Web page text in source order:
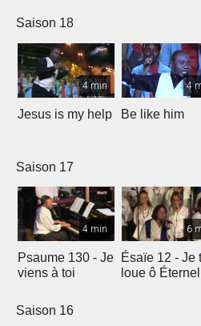
Saison 18
4 min
Jesus is my help
4
Be like him
Saison 17
4 min
Psaume 130 - Je
viens à toi
6
Ésaïe 12 - Je
loue ô Éternel
Saison 16